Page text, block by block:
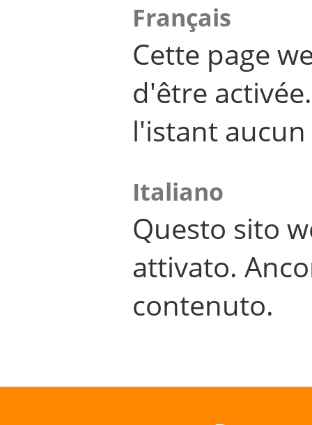
Français
Cette page
d'être
l'istant
Italiano
Questo sito
attivato.
contenuto.